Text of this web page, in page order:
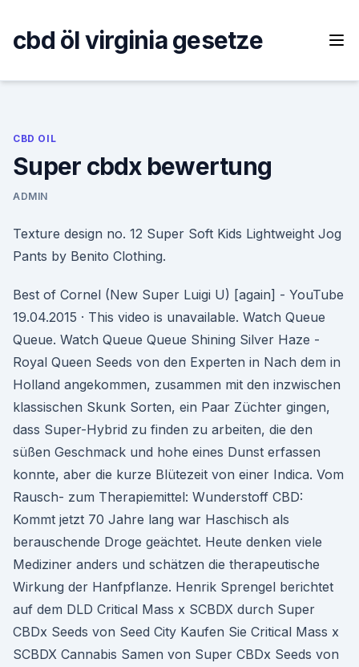
content
cbd öl virginia gesetze
CBD OIL
Super cbdx bewertung
ADMIN
Texture design no. 12 Super Soft Kids Lightweight Jog
Pants by Benito Clothing.
Best of Cornel (New Super Luigi U) [again] - YouTube
19.04.2015 · This video is unavailable. Watch Queue
Queue. Watch Queue Queue Shining Silver Haze -
Royal Queen Seeds von den Experten in Nach dem in
Holland angekommen, zusammen mit den inzwischen
klassischen Skunk Sorten, ein Paar Züchter gingen,
dass Super-Hybrid zu finden zu arbeiten, die den
süßen Geschmack und hohe eines Dunst erfassen
konnte, aber die kurze Blütezeit von einer Indica. Vom
Rausch- zum Therapiemittel: Wunderstoff CBD:
Kommt jetzt 70 Jahre lang war Haschisch als
berauschende Droge geächtet. Heute denken viele
Mediziner anders und schätzen die therapeutische
Wirkung der Hanfpflanze. Henrik Sprengel berichtet
auf dem DLD Critical Mass x SCBDX durch Super
CBDx Seeds von Seed City Kaufen Sie Critical Mass x
SCBDX Cannabis Samen von Super CBDx Seeds von